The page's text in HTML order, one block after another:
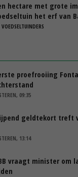
hectare met grote
het erf van
proefrooiing
09:35
geldtekort treft
13:14
vraagt minister om